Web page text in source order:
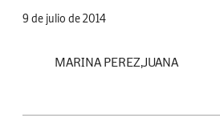
9 de julio de 2014
MARINA PEREZ,JUANA